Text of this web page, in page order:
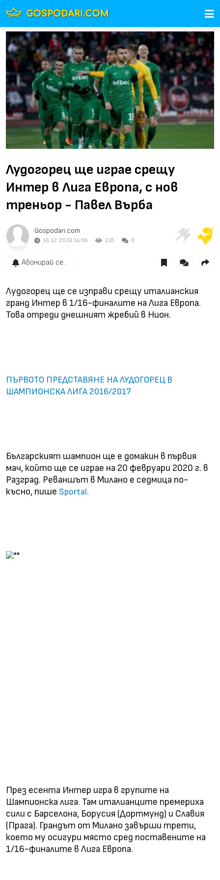
Лудогорец ще играе срещу
Интер в Лига Европа, с нов
треньор - Павел Върба
Gospodari.com
16.12.2019 14:06 118 0
Абонирай се...
Лудогорец ще се изправи срещу италианския
гранд Интер в 1/16-финалите на Лига Европа.
Това отреди днешният жребий в Нион.
ПЪРВОТО ПРЕДСТАВЯНЕ НА ЛУДОГОРЕЦ В
ШАМПИОНСКА ЛИГА 2016/2017
Българският шампион ще е домакин в първия
мач, който ще се играе на 20 февруари 2020 г. в
Разград. Реваншът в Милано е седмица по-
късно, пише Sportal.
През есента Интер игра в групите на
Шaмпионска лига. Там италианците премериха
сили с Барселона, Борусия (Дортмунд) и Славия
(Прага). Грандът от Милано завърши трети,
което му осигури място сред поставените на
1/16-финалите в Лига Европа.